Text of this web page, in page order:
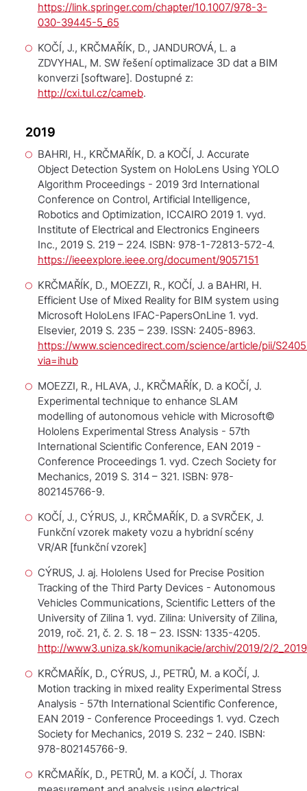
https://link.springer.com/chapter/10.1007/978-3-
030-39445-5_65
KOČÍ, J., KRČMAŘÍK, D., JANDUROVÁ, L. a
ZDVYHAL, M. SW řešení optimalizace 3D dat a BIM
konverzi[software]. Dostupné z:
http://cxi.tul.cz/cameb.
2019
BAHRI, H., KRČMAŘÍK, D. a KOČÍ, J. Accurate
Object Detection System on HoloLens Using YOLO
Algorithm Proceedings - 2019 3rd International
Conference on Control, Artificial Intelligence,
Robotics and Optimization, ICCAIRO 20191. vyd.
Institute of Electrical and Electronics Engineers
Inc., 2019 S. 219 – 224. ISBN: 978-1-72813-572-4.
https://ieeexplore.ieee.org/document/9057151
KRČMAŘÍK, D., MOEZZI, R., KOČÍ, J. a BAHRI, H.
Efficient Use of Mixed Reality for BIM system using
Microsoft HoloLens IFAC-PapersOnLine 1. vyd.
Elsevier, 2019 S. 235 – 239. ISSN: 2405-8963.
https://www.sciencedirect.com/science/article/pii/
via=ihub
MOEZZI, R., HLAVA, J., KRČMAŘÍK, D. a KOČÍ, J.
Experimental technique to enhance SLAM
modelling of autonomous vehicle with Microsoft©
Hololens Experimental Stress Analysis - 57th
International Scientific Conference, EAN 2019 -
Conference Proceedings 1. vyd. Czech Society for
Mechanics, 2019 S. 314 – 321. ISBN: 978-
802145766-9.
KOČÍ, J., CÝRUS, J., KRČMAŘÍK, D. a SVRČEK, J.
Funkční vzorek makety vozu a hybridní scény
VR/AR[funkční vzorek]
CÝRUS, J. aj. Hololens Used for Precise Position
Tracking of the Third Party Devices - Autonomous
Vehicles Communications, Scientific Letters of the
University of Zilina1. vyd. Zilina: University of Zilina,
2019, roč. 21, č. 2. S. 18 – 23. ISSN: 1335-4205.
http://www3.uniza.sk/komunikacie/archiv/2019/2/
KRČMAŘÍK, D., CÝRUS, J., PETRŮ, M. a KOČÍ, J.
Motion tracking in mixed reality Experimental Stress
Analysis - 57th International Scientific Conference,
EAN 2019 - Conference Proceedings 1. vyd. Czech
Society for Mechanics, 2019 S. 232 – 240. ISBN:
978-802145766-9.
KRČMAŘÍK, D., PETRŮ, M. a KOČÍ, J. Thorax